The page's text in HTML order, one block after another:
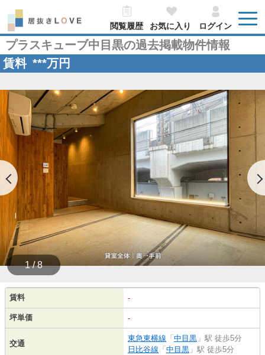
閲覧履歴 お気に入り ログイン
プラスキューブ中目黒の過去掲載物件情報
賃料 ***万円
1 / 8
賃料 -
坪単価 -
交通
東急東横線 「 中目黒 」駅 徒歩5分
日比谷線 「 中目黒 」駅 徒歩5分